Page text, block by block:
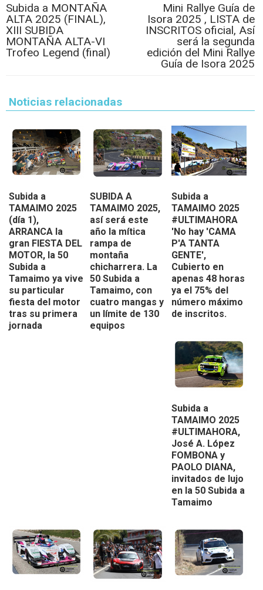
Subida a MONTAÑA
ALTA 2025 (FINAL),
XIII SUBIDA
MONTAÑA ALTA-VI
Trofeo Legend (final)
Mini Rallye Guía de
Isora 2025 , LISTA de
INSCRITOS oficial, Así
será la segunda
edición del Mini Rallye
Guía de Isora 2025
Noticias relacionadas
Subida a
TAMAIMO 2025
(día 1),
ARRANCA la
gran FIESTA DEL
MOTOR, la 50
Subida a
Tamaimo ya vive
su particular
fiesta del motor
tras su primera
jornada
SUBIDA A
TAMAIMO 2025,
así será este
año la mítica
rampa de
montaña
chicharrera. La
50 Subida a
Tamaimo, con
cuatro mangas y
un límite de 130
equipos
Subida a
TAMAIMO 2025
#ULTIMAHORA
'No hay 'CAMA
P'A TANTA
GENTE',
Cubierto en
apenas 48 horas
ya el 75% del
número máximo
de inscritos.
Subida a
TAMAIMO 2025
#ULTIMAHORA,
José A. López
FOMBONA y
PAOLO DIANA,
invitados de lujo
en la 50 Subida a
Tamaimo